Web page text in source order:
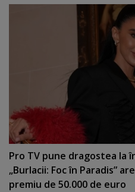
Pro TV pune dragostea la
„Burlacii: Foc în Paradis”
premiu de 50.000 de euro